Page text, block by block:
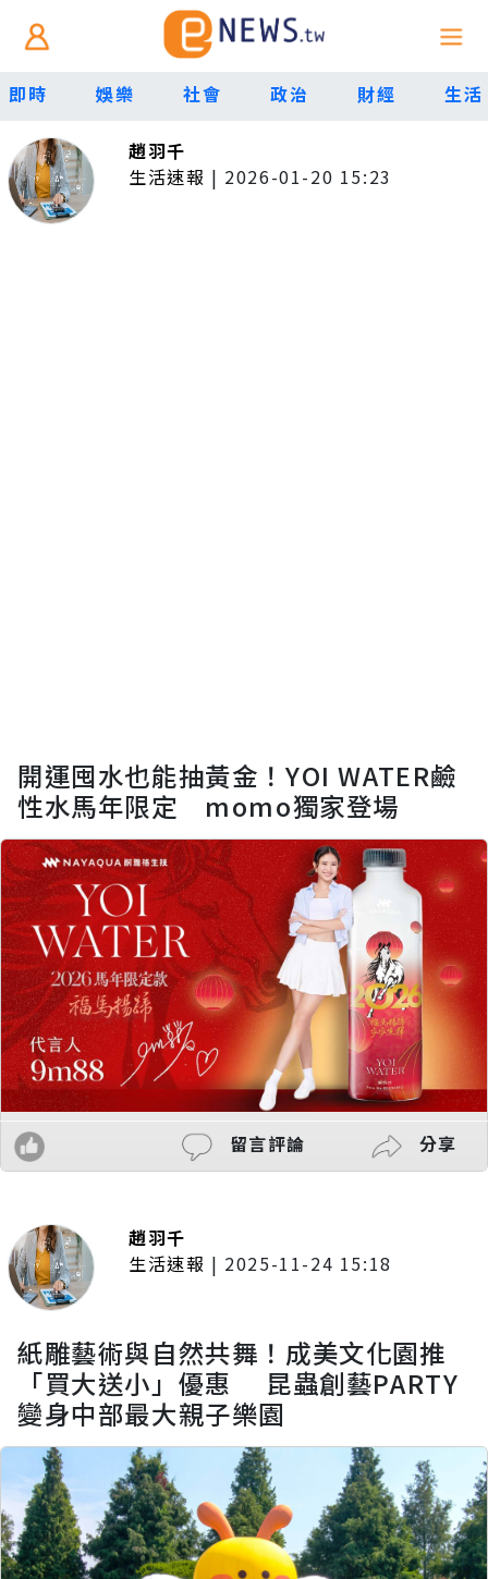
即時 娛樂 社會 政治 財經 生活
趙羽千
生活速報 | 2026-01-20 15:23
開運囤水也能抽黃金！YOI WATER鹼
性水馬年限定 momo獨家登場
留言評論 分享
趙羽千
生活速報 | 2025-11-24 15:18
紙雕藝術與自然共舞！成美文化園推
「買大送小」優惠 昆蟲創藝PARTY
變身中部最大親子樂園